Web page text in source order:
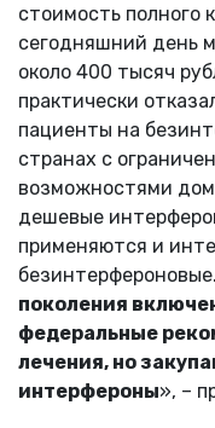
стоимость полного
сегодняшний день
около 400 тысяч
практически
пациенты на
странах с
возможностями
дешевые
применяются и
безинтерфероновые.
поколения
федеральные
лечения, но
интерфероны», –